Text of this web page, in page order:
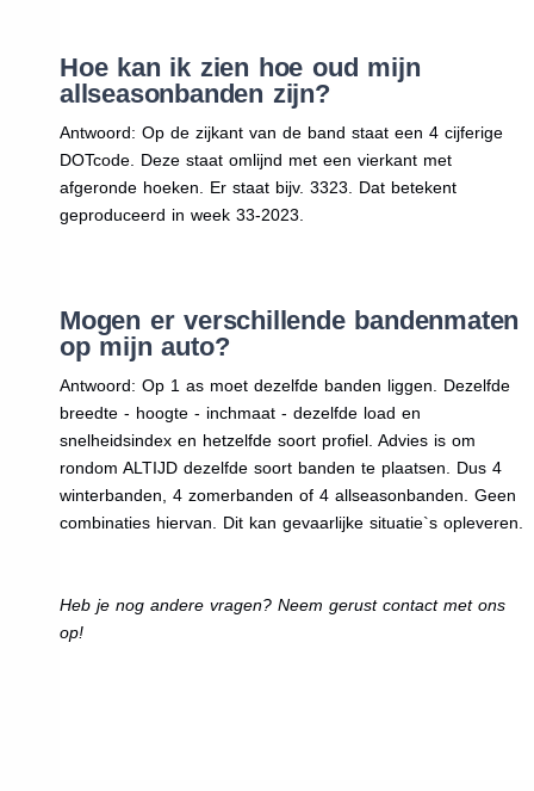
Hoe kan ik zien hoe oud mijn
allseasonbanden zijn?
Antwoord: Op de zijkant van de band staat een 4 cijferige
DOTcode. Deze staat omlijnd met een vierkant met
afgeronde hoeken. Er staat bijv. 3323. Dat betekent
geproduceerd in week 33-2023.
Mogen er verschillende bandenmaten
op mijn auto?
Antwoord: Op 1 as moet dezelfde banden liggen. Dezelfde
breedte - hoogte - inchmaat - dezelfde load en
snelheidsindex en hetzelfde soort profiel. Advies is om
rondom ALTIJD dezelfde soort banden te plaatsen. Dus 4
winterbanden, 4 zomerbanden of 4 allseasonbanden. Geen
combinaties hiervan. Dit kan gevaarlijke situatie`s opleveren.
Heb je nog andere vragen? Neem gerust contact met ons
op!